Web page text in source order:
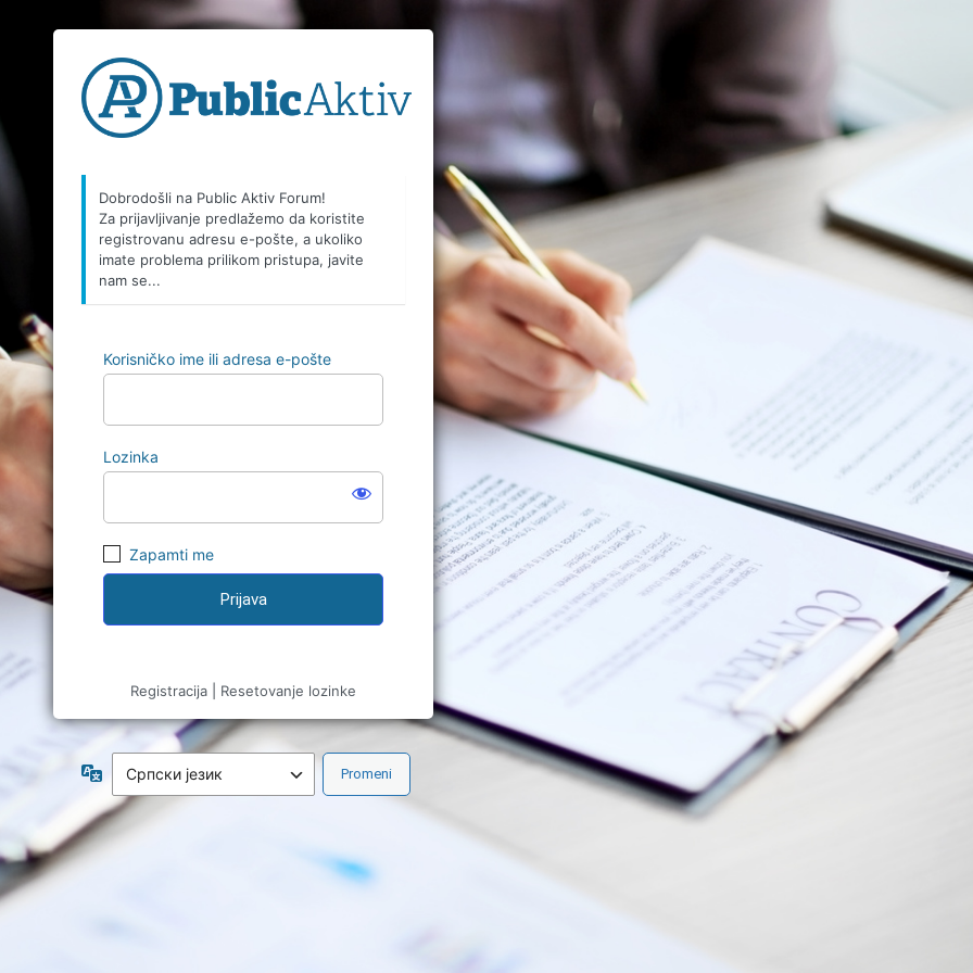
Dobrodošli na Public Aktiv Forum!
Za prijavljivanje predlažemo da koristite
registrovanu adresu e-pošte, a ukoliko
imate problema prilikom pristupa, javite
nam se...
Korisničko ime ili adresa e-pošte
Lozinka
Zapamti me
Registracija Resetovanje lozinke
Jezik